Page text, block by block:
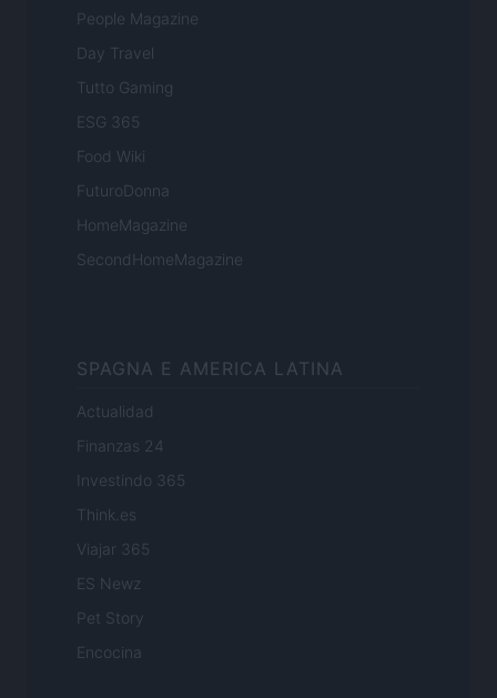
People Magazine
Day Travel
Tutto Gaming
ESG 365
Food Wiki
FuturoDonna
HomeMagazine
SecondHomeMagazine
SPAGNA E AMERICA LATINA
Actualidad
Finanzas 24
Investindo 365
Think.es
Viajar 365
ES Newz
Pet Story
Encocina